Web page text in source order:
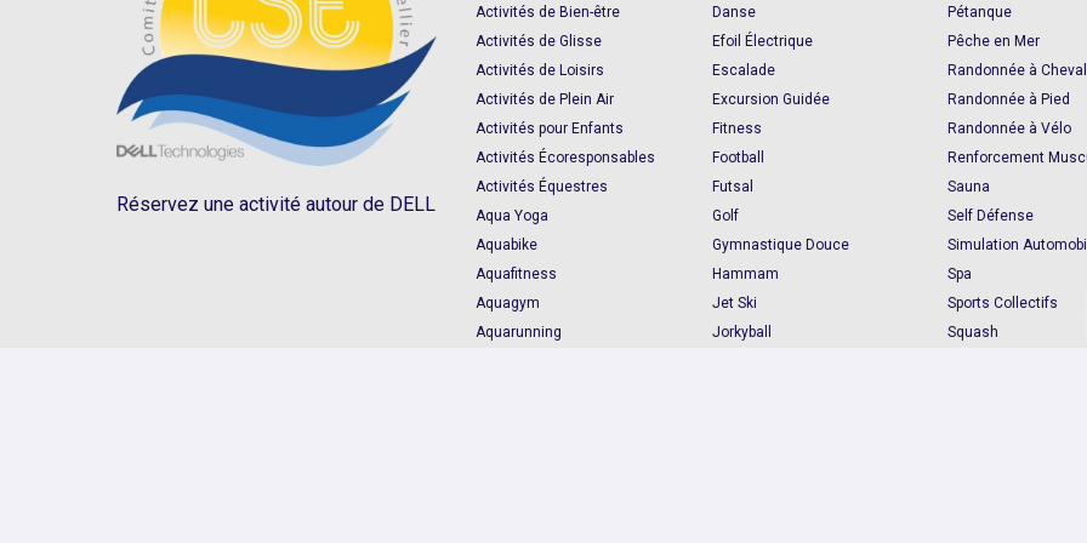
Réservez une activité autour de DELL
Activités de Bien-être
Danse
Pétanque
Activités de Glisse
Efoil Électrique
Pêche en Mer
Activités de Loisirs
Escalade
Randonnée à Cheval
Activités de Plein Air
Excursion Guidée
Randonnée à Pied
Activités pour Enfants
Fitness
Randonnée à Vélo
Activités Écoresponsables
Football
Renforcement
Activités Équestres
Futsal
Sauna
Aqua Yoga
Golf
Self Défense
Aquabike
Gymnastique Douce
Simulation
Aquafitness
Hammam
Spa
Aquagym
Jet Ski
Sports Collectifs
Aquarunning
Jorkyball
Squash